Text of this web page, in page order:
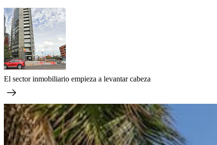
El sector inmobiliario empieza a levantar cabeza